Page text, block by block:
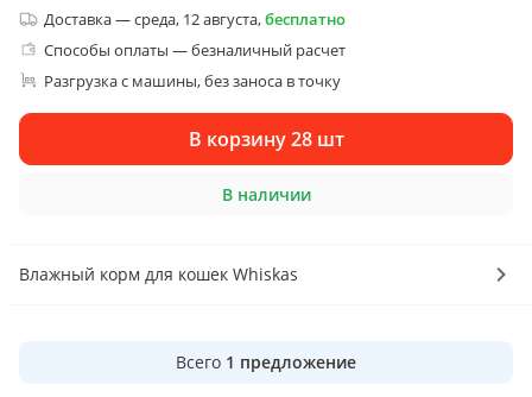
Доставка—среда, 12 августа,бесплатно
Способы оплаты — безналичный расчет
Разгрузка с машины, без заноса в точку
В корзину 28 шт
В наличии
Влажный корм для кошек Whiskas
Всего 1 предложение